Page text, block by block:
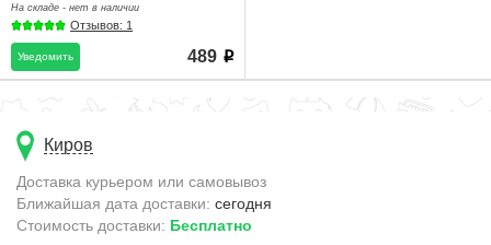
На складе - нет в наличии
Отзывов: 1
Уведомить 489 i
Киров
Доставка курьером или самовывоз
Ближайшая дата доставки: сегодня
Стоимость доставки: Бесплатно